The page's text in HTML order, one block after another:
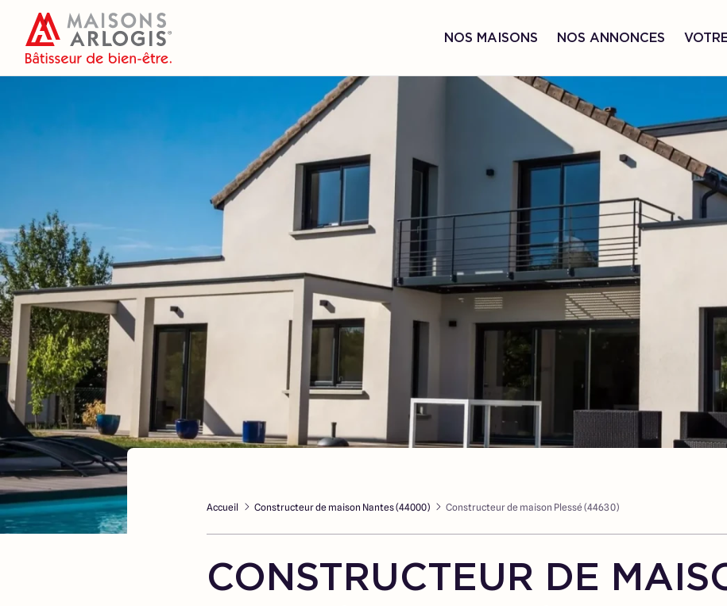
NOS MAISONS NOS ANNONCES
Accueil Constructeur de maison Nantes (44000) Constructeur de maison Plessé (44630)
CONSTRUCTEUR DE